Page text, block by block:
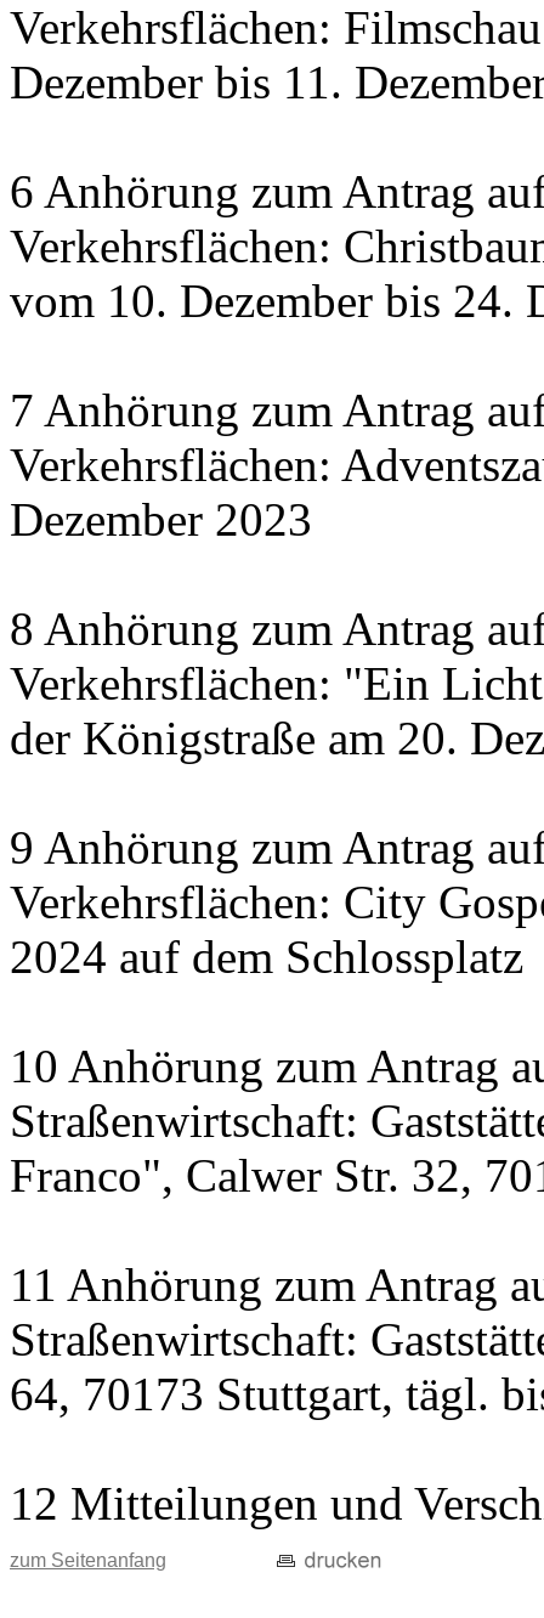
Verkehrsflächen:
Dezember bis 11.
6 Anhörung zum Antrag
Verkehrsflächen:
vom 10. Dezember bis 24.
7 Anhörung zum Antrag
Verkehrsflächen:
Dezember 2023
8 Anhörung zum Antrag
Verkehrsflächen: "Ein
der Königstraße am 20.
9 Anhörung zum Antrag
Verkehrsflächen: City
2024 auf dem Schlossplatz
10 Anhörung zum Antrag
Straßenwirtschaft:
Franco", Calwer Str. 32,
11 Anhörung zum Antrag
Straßenwirtschaft:
64, 70173 Stuttgart, tägl.
12 Mitteilungen und
zum Seitenanfang